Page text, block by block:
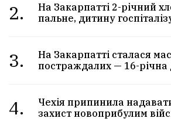
2.
На Закарпатті 2-річний
пальне, дитину
3.
На Закарпатті сталася
постраждалих — 16-річна
4.
Чехія припинила
захист новоприбулим